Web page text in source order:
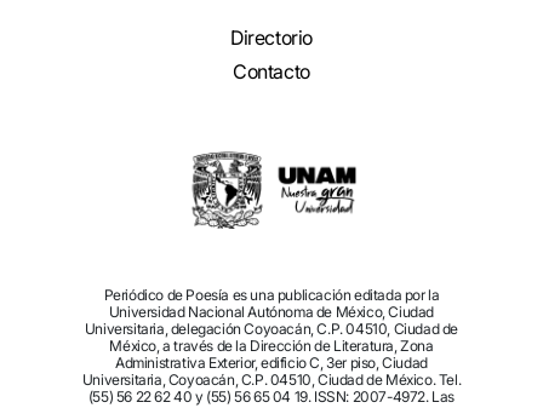
Directorio
Contacto
Periódico de Poesía es una publicación editada por la
Universidad Nacional Autónoma de México, Ciudad
Universitaria, delegación Coyoacán, C.P. 04510, Ciudad de
México, a través de la Dirección de Literatura, Zona
Administrativa Exterior, edificio C, 3er piso, Ciudad
Universitaria, Coyoacán, C.P. 04510, Ciudad de México. Tel.
(55) 56 22 62 40 y (55) 56 65 04 19. ISSN: 2007-4972. Las